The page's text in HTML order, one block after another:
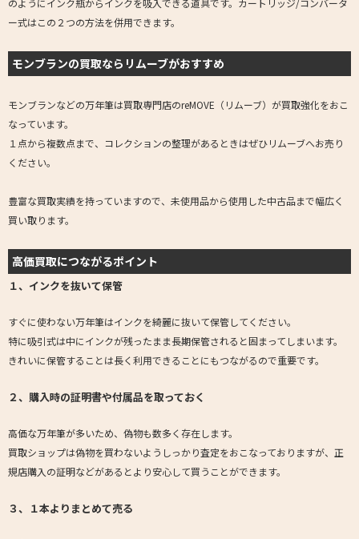
のようにインク瓶からインクを吸入できる道具です。カートリッジ/コンバータ
ー式はこの２つの方法を併用できます。
モンブランの買取ならリムーブがおすすめ
モンブランなどの万年筆は買取専門店のreMOVE（リムーブ） が買取強化をおこ
なっています。
１点から複数点まで、コレクションの整理があるときはぜひリムーブへお売り
ください。
豊富な買取実績を持っていますので、未使用品から使用した中古品まで幅広く
買い取ります。
高価買取につながるポイント
１、インクを抜いて保管
すぐに使わない万年筆はインクを綺麗に抜いて保管してください。
特に吸引式は中にインクが残ったまま長期保管されると固まってしまいます。
きれいに保管することは長く利用できることにもつながるので重要です。
２、購入時の証明書や付属品を取っておく
高価な万年筆が多いため、偽物も数多く存在します。
買取ショップは偽物を買わないようしっかり査定をおこなっておりますが、正
規店購入の証明などがあるとより安心して買うことができます。
３、１本よりまとめて売る